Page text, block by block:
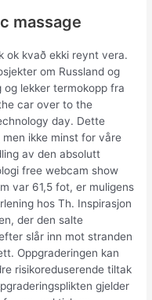
massage
ok kvað ekki reynt vera.
om Russland og
og lekker termokopp fra
car over to the
day. Dette
ikke minst for våre
av den absolutt
free webcam show
var 61,5 fot, er muligens
hos Th. Inspirasjon
der den salte
slår inn mot stranden
Oppgraderingen kan
risikoreduserende tiltak
gjelder